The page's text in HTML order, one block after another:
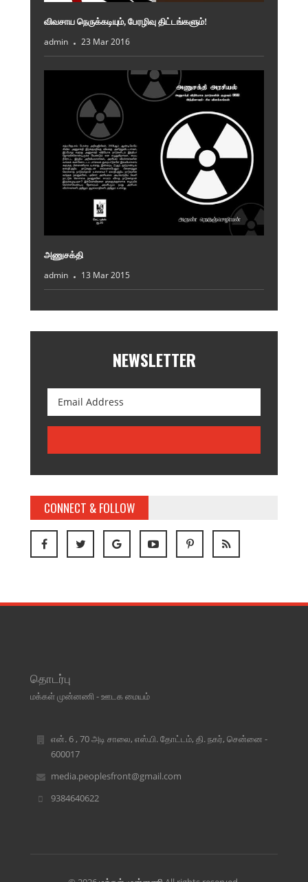
விவசாய நெருக்கடியும், பேரழிவு திட்டங்களும்!
admin 23 Mar 2016
அணுசக்தி
admin 13 Mar 2015
NEWSLETTER
CONNECT & FOLLOW
தொடர்பு
மக்கள் முன்னணி - ஊடக மையம்
என். 6 , 70 அடி சாலை, எஸ்.பி. தோட்டம், தி. நகர், சென்னை -
600017
media.peoplesfront@gmail.com
9384640622